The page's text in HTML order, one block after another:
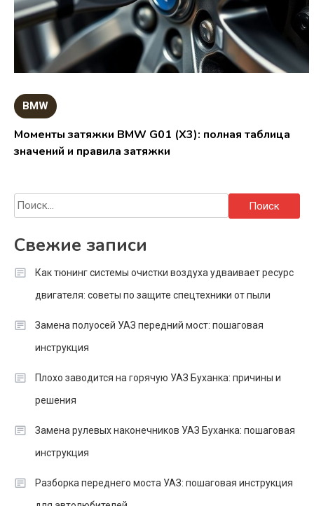
BMW
Моменты затяжки BMW G01 (X3): полная таблица
значений и правила затяжки
Найти:
Свежие записи
Как тюнинг системы очистки воздуха удваивает ресурс
двигателя: советы по защите спецтехники от пыли
Замена полуосей УАЗ передний мост: пошаговая
инструкция
Плохо заводится на горячую УАЗ Буханка: причины и
решения
Замена рулевых наконечников УАЗ Буханка: пошаговая
инструкция
Разборка переднего моста УАЗ: пошаговая инструкция